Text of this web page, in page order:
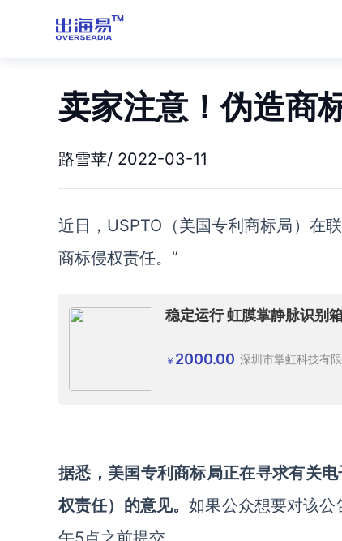
卖家注意！伪造商
路雪苹/ 2022-03-11
近日， USPTO （美国专利商标局 ） 在
商标侵权责任。”
稳定运行 虹膜掌静脉识别
￥ 2000.00 深圳市掌虹科技有
据悉，美国专利商标局正在寻求有关
权责任）的意见。如果公众想要对该